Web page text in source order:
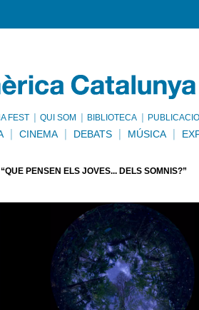
FEST QUI SOM BIBLIOTECA
CINEMA DEBATS MÚSICA
PENSEN ELS JOVES... DELS SOMNIS?”